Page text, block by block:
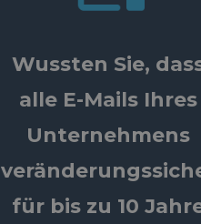
Wussten Sie,
alle E-Mails Ihres
Unternehmens
für bis zu 10